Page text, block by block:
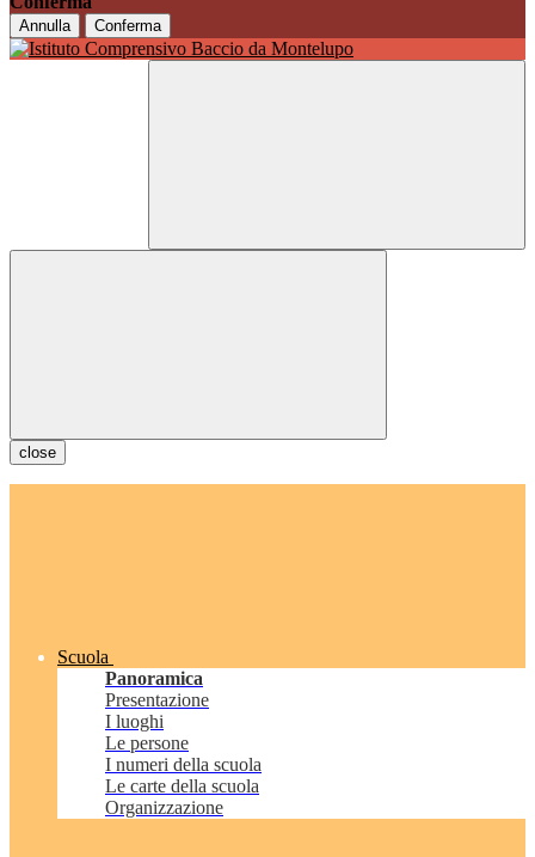
Annulla Conferma
close
Scuola
Panoramica
Presentazione
I luoghi
Le persone
I numeri della scuola
Le carte della scuola
Organizzazione